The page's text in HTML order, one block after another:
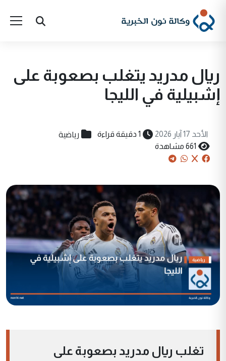
ريال مدريد يتغلب بصعوبة على
إشبيلية في الليجا
الأحد 17 آيار 2026 1 دقيقة قراءة رياضية
661 مشاهدة
تغلب ريال مدريد بصعوبة على